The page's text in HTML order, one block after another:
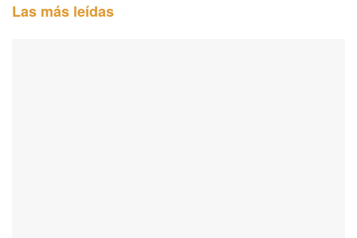
Las más leídas